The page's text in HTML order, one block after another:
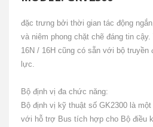
đặc trưng bởi thời gian tác động
và niêm phong chặt chẽ đáng tin cậy.
16N / 16H cũng có sẵn với bộ truyền
lực.
Bộ định vị đa chức năng:
Bộ định vị kỹ thuật số GK2300 là
với hỗ trợ Bus tích hợp cho Bộ điều